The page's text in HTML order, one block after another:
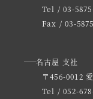
Tel / 03-
Fax / 03-
名古屋 支社
〒456-0012
Tel / 052-